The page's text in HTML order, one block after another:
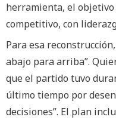
herramienta, el
competitivo, con
Para esa
abajo para arriba”.
que el partido tuvo
último tiempo por
decisiones”. El plan